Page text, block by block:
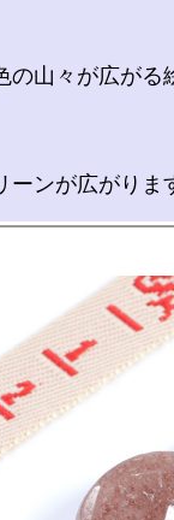
の山々が広がる